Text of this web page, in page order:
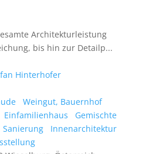
Architekturleistung
bis hin zur Detailp...
Hinterhofer
Weingut, Bauernhof
Einfamilienhaus
Gemischte
Sanierung
Innenarchitektur